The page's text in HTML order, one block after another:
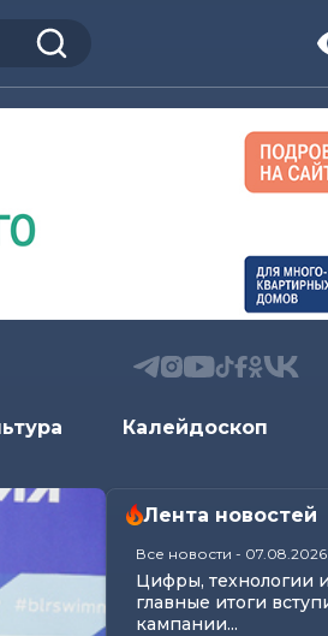
Калейдоскоп
Лента новостей
Все новости - 07.08.2026
Цифры, технологии
главные итоги
кампании...